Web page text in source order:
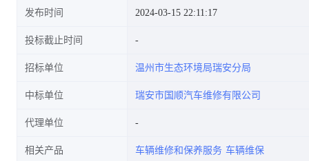
发布时间 2024-03-15 22:11:17
投标截止时间
招标单位 温州市生态环境局瑞安分局
中标单位 瑞安市国顺汽车维修有限公司
代理单位
相关产品 车辆维修和保养服务 车辆维保